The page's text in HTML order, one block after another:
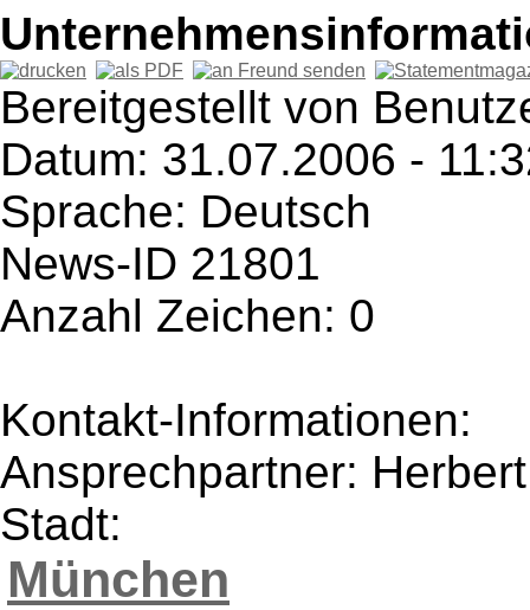
Bereitgestellt von
Datum: 31.07.2006 -
Sprache: Deutsch
News-ID 21801
Anzahl Zeichen: 0
Kontakt-Informationen:
Ansprechpartner:
Stadt:
München